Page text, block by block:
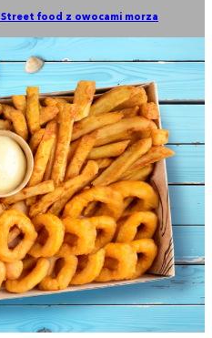
Street food z owocami morza